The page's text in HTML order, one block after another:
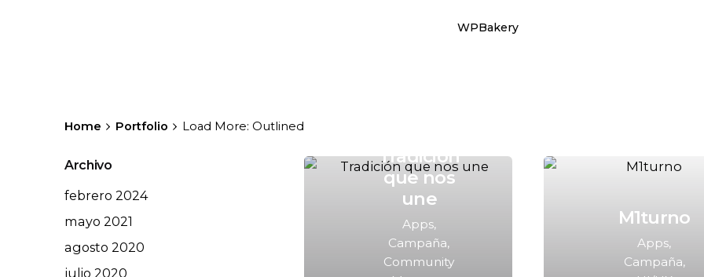
WPBakery
Home Portfolio Load More: Outlined
Archivo
febrero 2024
mayo 2021
agosto 2020
julio 2020
Tradición
que nos
une
Apps
Campaña
Community
M1turno
Apps
Campaña